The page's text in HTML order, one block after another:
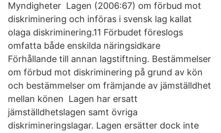
Myndigheter Lagen (2006:67) om förbud mot
diskriminering och införas i svensk lag kallat
olaga diskriminering.11 Förbudet föreslogs
omfatta både enskilda näringsidkare
Förhållande till annan lagstiftning. Bestämmelser
om förbud mot diskriminering på grund av kön
och bestämmelser om främjande av jämställdhet
mellan könen Lagen har ersatt
jämställdhetslagen samt övriga
diskrimineringslagar. Lagen ersätter dock inte